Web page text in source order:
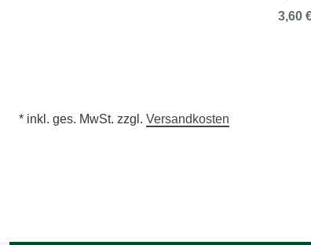
3,60
* inkl. ges. MwSt. zzgl. Versandkosten